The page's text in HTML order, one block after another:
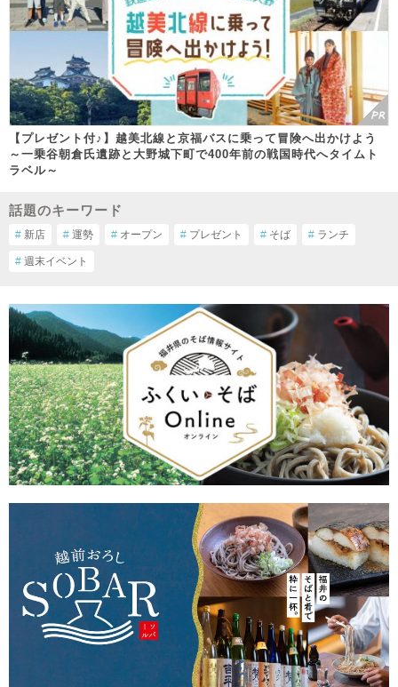
【プレゼント付♪】越美北線と京福バスに乗って冒険へ出かけよう
～一乗谷朝倉氏遺跡と大野城下町で400年前の戦国時代へタイムト
ラベル～
話題のキーワード
# 新店 # 運勢 # オープン # プレゼント # そば # ランチ
# 週末イベント